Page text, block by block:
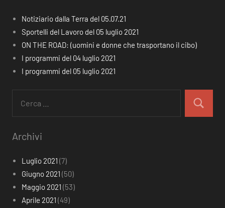
Notiziario dalla Terra del 05.07.21
Sportelli del Lavoro del 05 luglio 2021
ON THE ROAD: (uomini e donne che trasportano il cibo)
I programmi del 04 luglio 2021
I programmi del 05 luglio 2021
per:
Cerca
Archivi
Luglio 2021 (7)
Giugno 2021 (50)
Maggio 2021 (53)
Aprile 2021 (49)